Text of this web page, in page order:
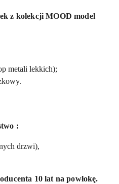
z kolekcji MOOD model
metali lekkich);
:
drzwi),
10 lat na powłokę.